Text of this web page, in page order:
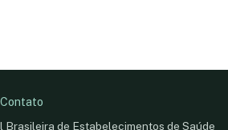
Contato
Brasileira de Estabelecimentos de Saúde